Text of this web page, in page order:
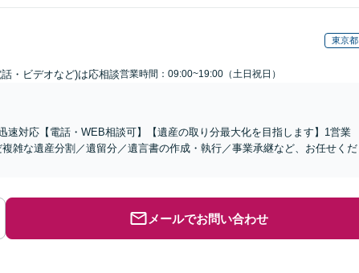
東京都
・ビデオなど)は応相談営業時間：09:00~19:00（土日祝日）
速対応【電話・WEB相談可】【遺産の取り分最大化を目指します】1営業
雑な遺産分割／遺留分／遺言書の作成・執行／事業承継など、お任せくだ
メールでお問い合わせ